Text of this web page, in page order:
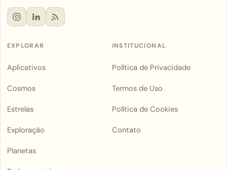
EXPLORAR
Aplicativos
Cosmos
Estrelas
Exploração
Planetas
INSTITUCIONAL
Política de Privacidade
Termos de Uso
Política de Cookies
Contato